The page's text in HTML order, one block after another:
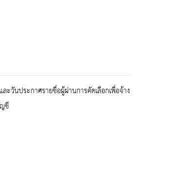
ะวันประกาศรายชื่อผู้ผ่านการคัดเลือกเพื่อจ้าง
ชี